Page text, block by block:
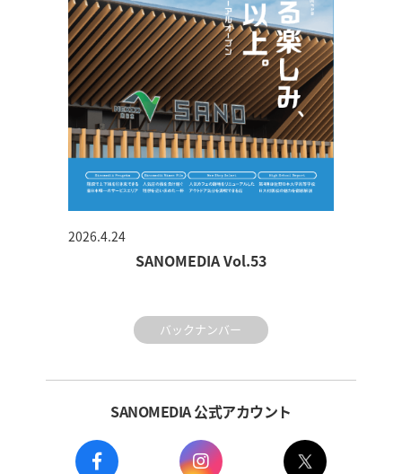
SANOMEDIA Vol.53
2026.4.24
バックナンバー
SANOMEDIA 公式アカウント